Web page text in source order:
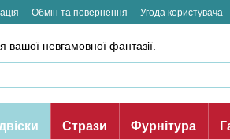
Обмін та повернення Угода користувача
невгамовної фантазії.
Стрази Фурнітура